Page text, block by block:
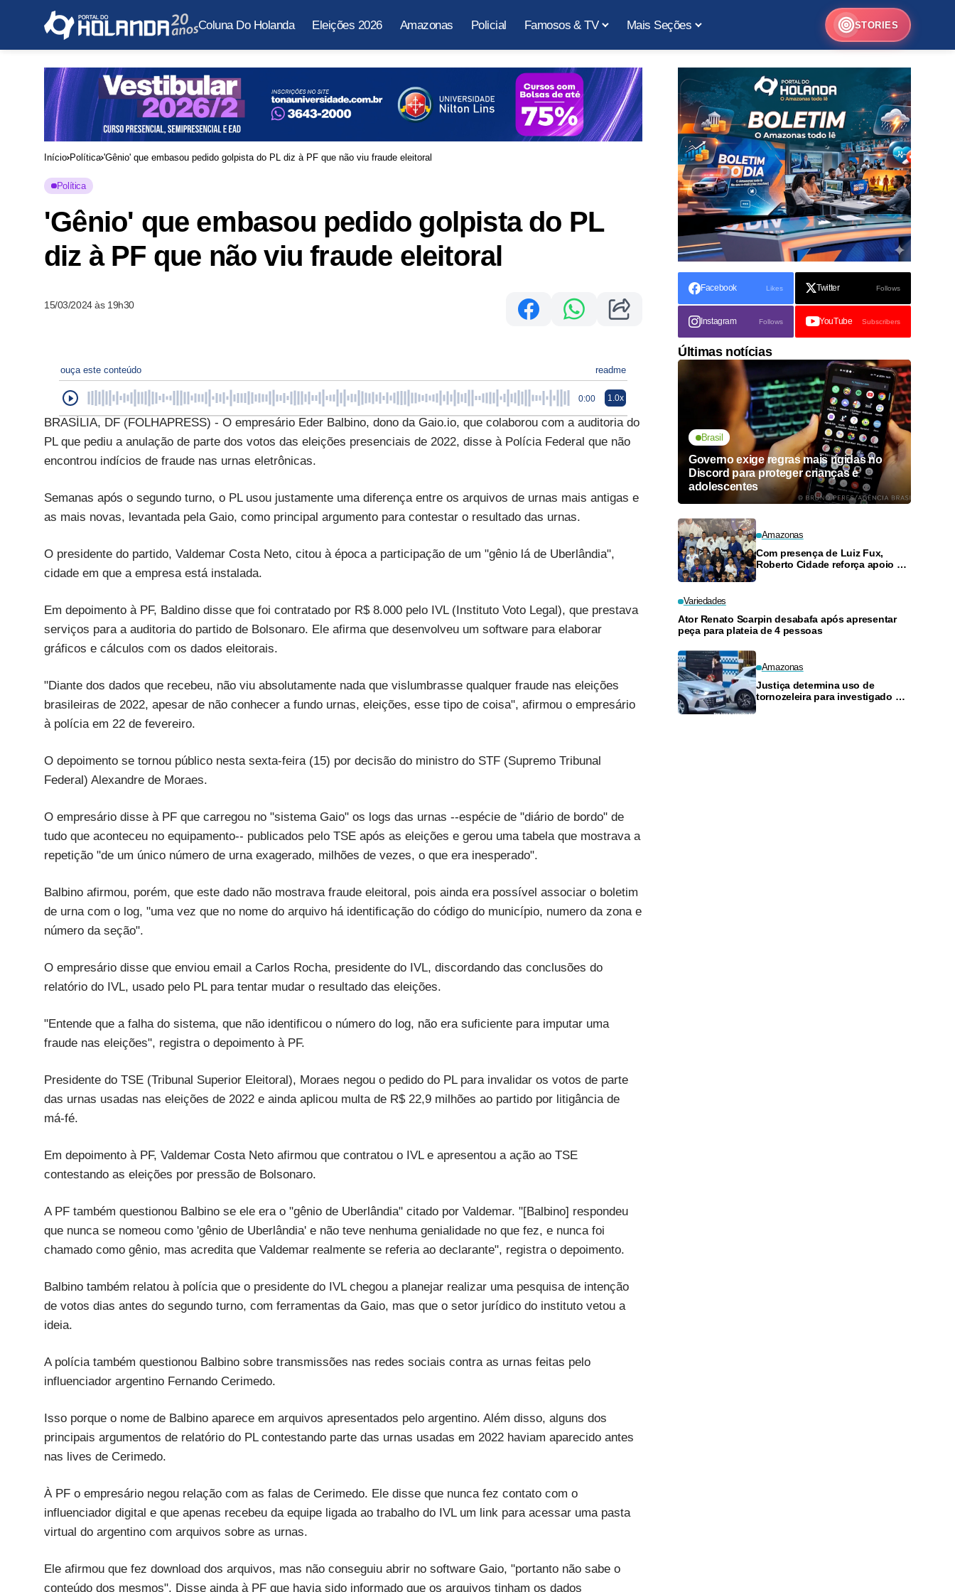
Coluna Do Holanda Eleições 2026 Amazonas Policial Famosos & TV Mais Seções STORIES
Início Política 'Gênio' que embasou pedido golpista do PL diz à PF que não viu fraude eleitoral
Política
'Gênio' que embasou pedido golpista do PL
diz à PF que não viu fraude eleitoral
15/03/2024 às 19h30
ouça este conteúdo readme
0:00 1.0x
BRASÍLIA, DF (FOLHAPRESS) - O empresário Eder Balbino, dono da Gaio.io, que colaborou com a auditoria do
PL que pediu a anulação de parte dos votos das eleições presenciais de 2022, disse à Polícia Federal que não
encontrou indícios de fraude nas urnas eletrônicas.
Semanas após o segundo turno, o PL usou justamente uma diferença entre os arquivos de urnas mais antigas e
as mais novas, levantada pela Gaio, como principal argumento para contestar o resultado das urnas.
O presidente do partido, Valdemar Costa Neto, citou à época a participação de um "gênio lá de Uberlândia",
cidade em que a empresa está instalada.
Em depoimento à PF, Baldino disse que foi contratado por R$ 8.000 pelo IVL (Instituto Voto Legal), que prestava
serviços para a auditoria do partido de Bolsonaro. Ele afirma que desenvolveu um software para elaborar
gráficos e cálculos com os dados eleitorais.
"Diante dos dados que recebeu, não viu absolutamente nada que vislumbrasse qualquer fraude nas eleições
brasileiras de 2022, apesar de não conhecer a fundo urnas, eleições, esse tipo de coisa", afirmou o empresário
à polícia em 22 de fevereiro.
O depoimento se tornou público nesta sexta-feira (15) por decisão do ministro do STF (Supremo Tribunal
Federal) Alexandre de Moraes.
O empresário disse à PF que carregou no "sistema Gaio" os logs das urnas --espécie de "diário de bordo" de
tudo que aconteceu no equipamento-- publicados pelo TSE após as eleições e gerou uma tabela que mostrava a
repetição "de um único número de urna exagerado, milhões de vezes, o que era inesperado".
Balbino afirmou, porém, que este dado não mostrava fraude eleitoral, pois ainda era possível associar o boletim
de urna com o log, "uma vez que no nome do arquivo há identificação do código do município, numero da zona e
número da seção".
O empresário disse que enviou email a Carlos Rocha, presidente do IVL, discordando das conclusões do
relatório do IVL, usado pelo PL para tentar mudar o resultado das eleições.
"Entende que a falha do sistema, que não identificou o número do log, não era suficiente para imputar uma
fraude nas eleições", registra o depoimento à PF.
Presidente do TSE (Tribunal Superior Eleitoral), Moraes negou o pedido do PL para invalidar os votos de parte
das urnas usadas nas eleições de 2022 e ainda aplicou multa de R$ 22,9 milhões ao partido por litigância de
má-fé.
Em depoimento à PF, Valdemar Costa Neto afirmou que contratou o IVL e apresentou a ação ao TSE
contestando as eleições por pressão de Bolsonaro.
A PF também questionou Balbino se ele era o "gênio de Uberlândia" citado por Valdemar. "[Balbino] respondeu
que nunca se nomeou como 'gênio de Uberlândia' e não teve nenhuma genialidade no que fez, e nunca foi
chamado como gênio, mas acredita que Valdemar realmente se referia ao declarante", registra o depoimento.
Balbino também relatou à polícia que o presidente do IVL chegou a planejar realizar uma pesquisa de intenção
de votos dias antes do segundo turno, com ferramentas da Gaio, mas que o setor jurídico do instituto vetou a
ideia.
A polícia também questionou Balbino sobre transmissões nas redes sociais contra as urnas feitas pelo
influenciador argentino Fernando Cerimedo.
Isso porque o nome de Balbino aparece em arquivos apresentados pelo argentino. Além disso, alguns dos
principais argumentos de relatório do PL contestando parte das urnas usadas em 2022 haviam aparecido antes
nas lives de Cerimedo.
À PF o empresário negou relação com as falas de Cerimedo. Ele disse que nunca fez contato com o
influenciador digital e que apenas recebeu da equipe ligada ao trabalho do IVL um link para acessar uma pasta
virtual do argentino com arquivos sobre as urnas.
Ele afirmou que fez download dos arquivos, mas não conseguiu abrir no software Gaio, "portanto não sabe o
conteúdo dos mesmos". Disse ainda à PF que havia sido informado que os arquivos tinham os dados
Facebook Likes Twitter Follows
Instagram Follows YouTube Subscribers
Últimas notícias
Brasil
Governo exige regras mais rígidas no
Discord para proteger crianças e
adolescentes
Amazonas
Com presença de Luiz Fux,
Roberto Cidade reforça apoio a
Variedades
Ator Renato Scarpin desabafa após apresentar
peça para plateia de 4 pessoas
Amazonas
Justiça determina uso de
tornozeleira para investigado por